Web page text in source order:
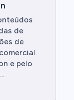
de
de
e pelo